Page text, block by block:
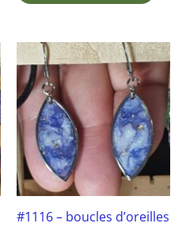
#1116 – boucles d’oreilles